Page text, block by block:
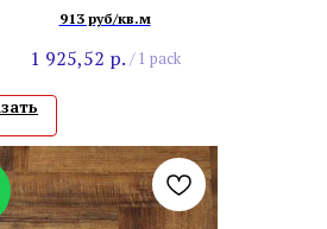
913 руб/кв.м
1 925,52 р. / 1 pack